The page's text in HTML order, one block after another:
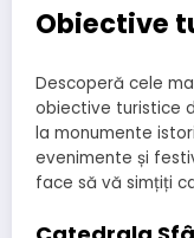
Obiective
Descoperă cele
obiective turistice
la monumente
evenimente și
face să vă simțiți